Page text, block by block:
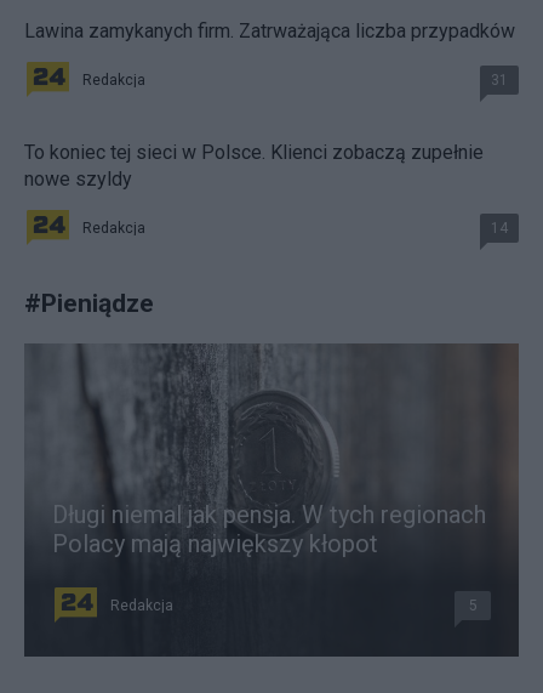
Lawina zamykanych firm. Zatrważająca liczba przypadków
Redakcja 31
To koniec tej sieci w Polsce. Klienci zobaczą zupełnie
nowe szyldy
Redakcja 14
#Pieniądze
Długi niemal jak pensja. W tych regionach
Polacy mają największy kłopot
Redakcja 5